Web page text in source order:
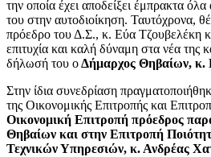
την οποία έχει αποδείξει έμπρακτα
του στην αυτοδιοίκηση. Ταυτόχρονα,
πρόεδρο του Δ.Σ., κ. Εύα Τζουβελέκη
επιτυχία και καλή δύναμη στα νέα της
δήλωσή του οΔήμαρχος Θηβαίων, κ.
Στην ίδια συνεδρίαση
της Οικονομικής Επιτροπής και
Οικονομική Επιτροπή πρόεδρος
Θηβαίων και στην Επιτροπή
Τεχνικών Υπηρεσιών, κ. Ανδρέας